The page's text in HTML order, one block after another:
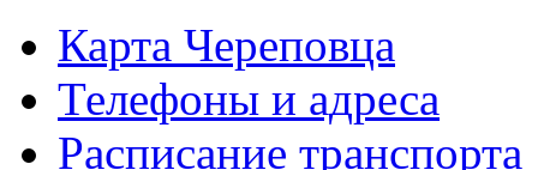
Карта Череповца
Телефоны и адреса
Расписание транспорта